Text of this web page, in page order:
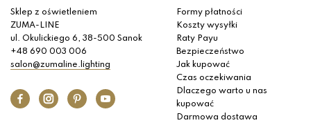
Sklep z oświetleniem
ZUMA-LINE
ul. Okulickiego 6, 38-500 Sanok
+48 690 003 006
salon@zumaline.lighting
Formy płatności
Koszty wysyłki
Raty Payu
Bezpieczeństwo
Jak kupować
Czas oczekiwania
Dlaczego warto u nas
kupować
Darmowa dostawa